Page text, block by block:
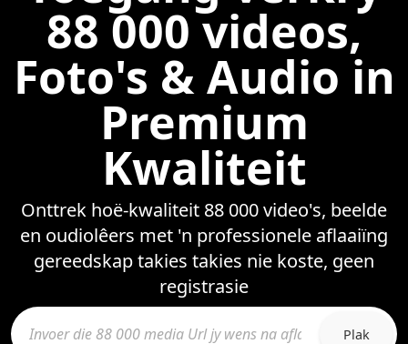
88 000 videos,
Foto's & Audio in
Premium
Kwaliteit
Onttrek hoë-kwaliteit 88 000 video's, beelde
en oudiolêers met 'n professionele aflaaiïng
gereedskap takies takies nie koste, geen
registrasie
Plak